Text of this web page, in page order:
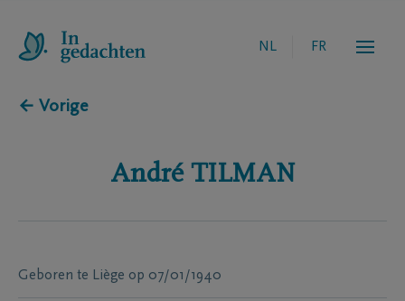
NL FR
← Vorige
André TILMAN
Geboren te Liège op 07/01/1940